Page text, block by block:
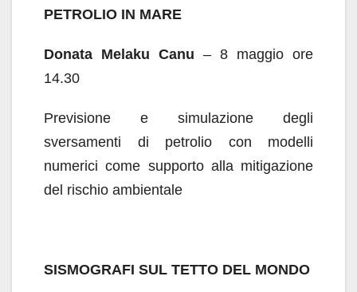
PETROLIO IN MARE
Donata Melaku Canu – 8 maggio ore
14.30
Previsione e simulazione degli
sversamenti di petrolio con modelli
numerici come supporto alla mitigazione
del rischio ambientale
SISMOGRAFI SUL TETTO DEL MONDO